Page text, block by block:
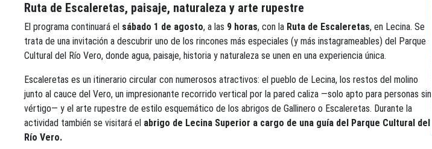
Ruta de Escaleretas, paisaje, naturaleza y arte rupestre
El programa continuará el sábado 1 de agosto, a las 9 horas, con la Ruta de Escaleretas, en Lecina. Se
trata de una invitación a descubrir uno de los rincones más especiales (y más instagrameables) del Parque
Cultural del Río Vero, donde agua, paisaje, historia y naturaleza se unen en una experiencia única.
Escaleretas es un itinerario circular con numerosos atractivos: el pueblo de Lecina, los restos del molino
junto al cauce del Vero, un impresionante recorrido vertical por la pared caliza —solo apto para personas sin
vértigo— y el arte rupestre de estilo esquemático de los abrigos de Gallinero o Escaleretas. Durante la
actividad también se visitará el abrigo de Lecina Superior a cargo de una guía del Parque Cultural del
Río Vero.